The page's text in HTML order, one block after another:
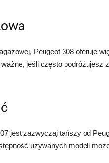
Peugeot 308 oferuje
ważne, jeśli często podróżujesz
jest zazwyczaj tańszy od
używanych modeli